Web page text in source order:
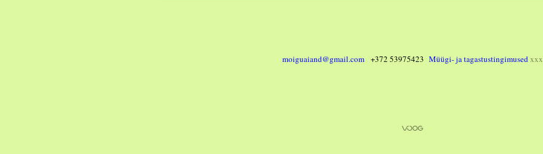
moiguaiand@gmail.com +372 53975423 Müügi- ja tagastustingimusedxxx